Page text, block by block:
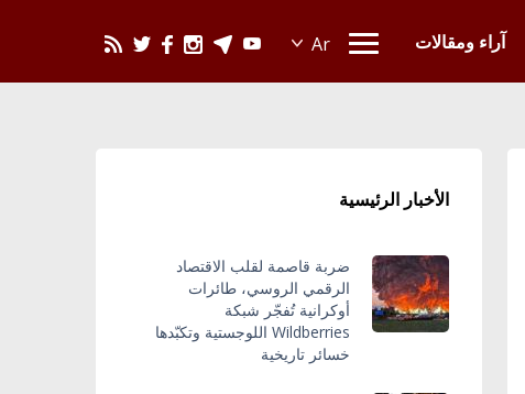
آراء ومقالات
الأخبار الرئيسية
ضربة قاصمة لقلب الاقتصاد
الرقمي الروسي، طائرات
أوكرانية تُفجّر شبكة
Wildberries اللوجستية وتكبّدها
خسائر تاريخية